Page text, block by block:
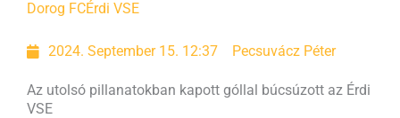
Dorog FCÉrdi VSE
2024. September 15. 12:37 Pecsuvácz Péter
Az utolsó pillanatokban kapott góllal búcsúzott az Érdi
VSE